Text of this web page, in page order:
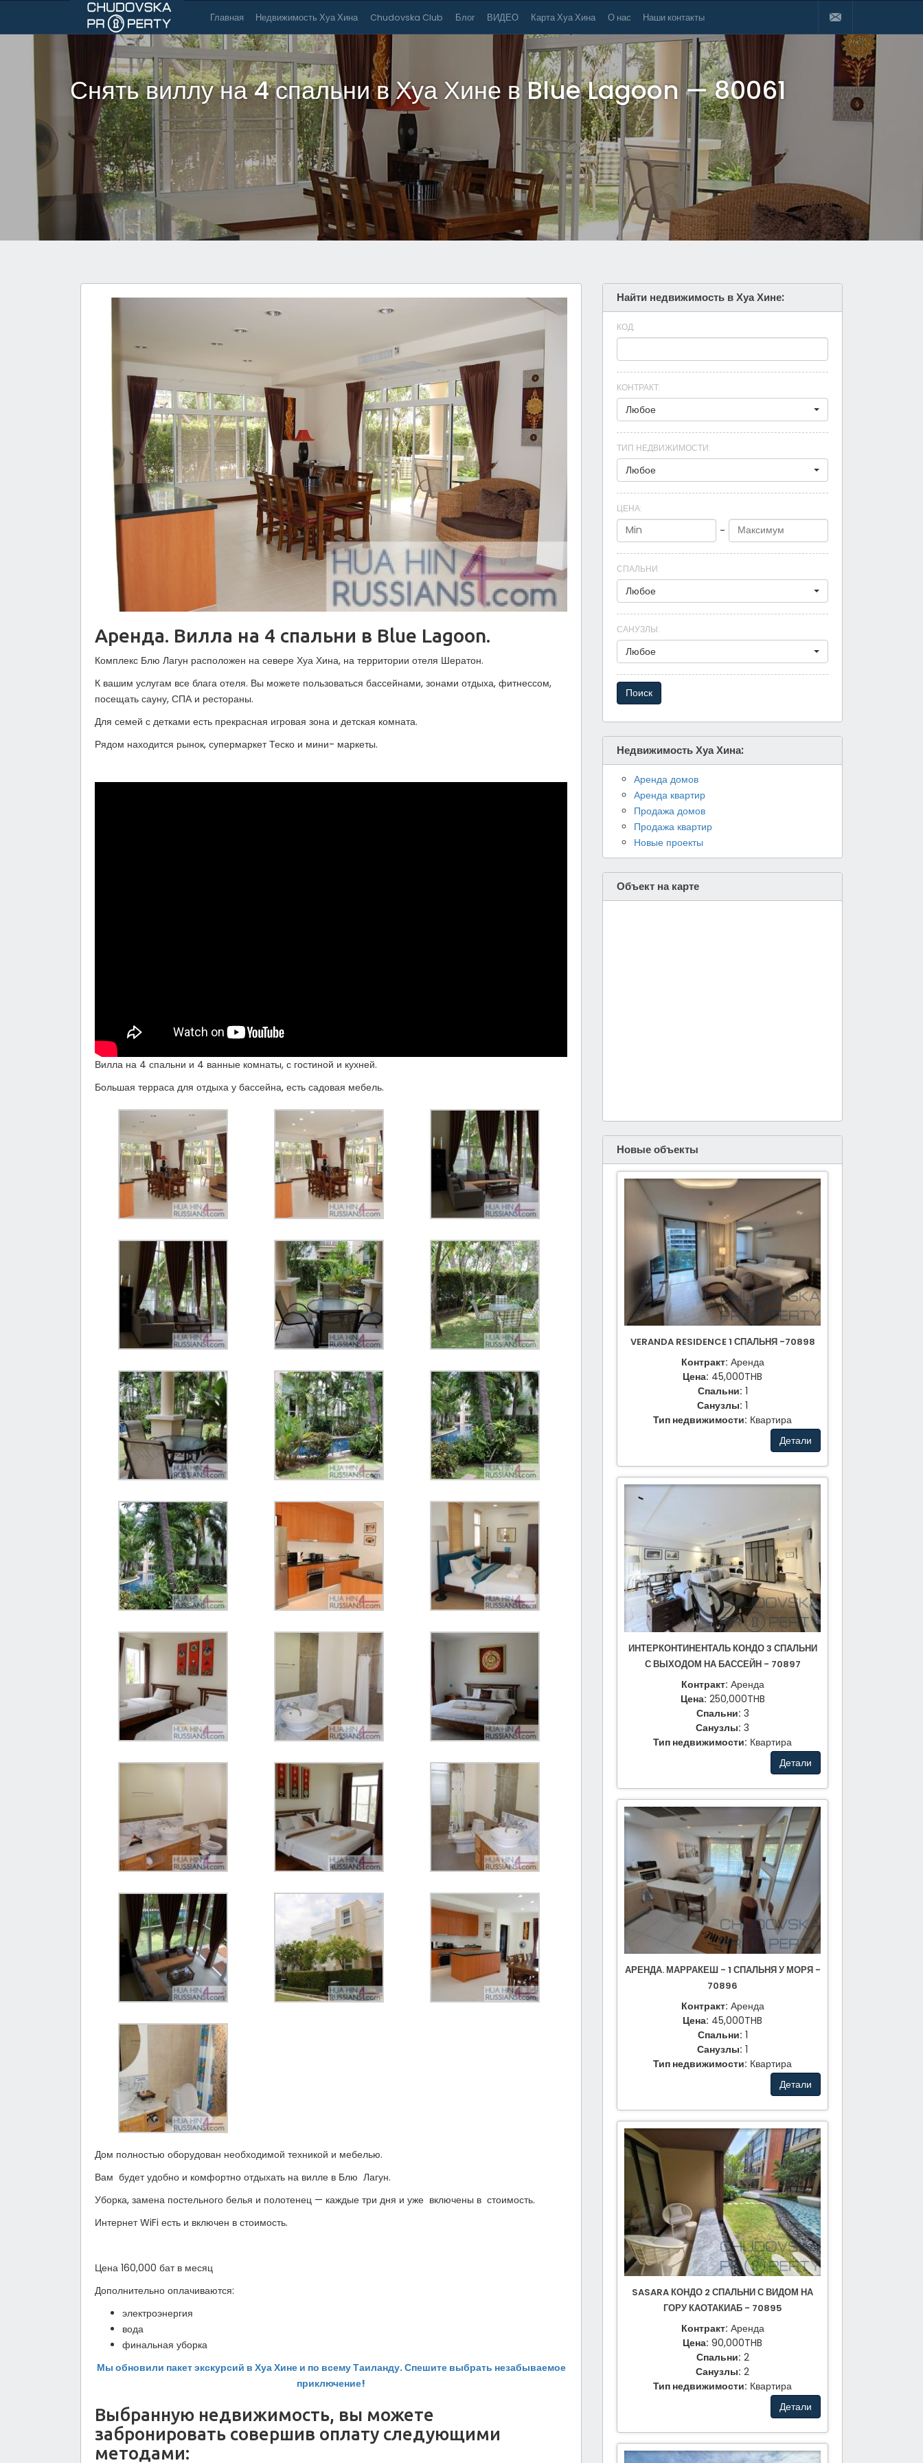
Главная Недвижимость Хуа Хина Chudovska Club Блог ВИДЕО Карта Хуа Хина О нас Наши контакты
Снять виллу на 4 спальни в Хуа Хине в Blue Lagoon — 80061
Аренда. Вилла на 4 спальни в Blue Lagoon.
Комплекс Блю Лагун расположен на севере Хуа Хина, на территории отеля Шератон.
К вашим услугам все блага отеля. Вы можете пользоваться бассейнами, зонами отдыха, фитнессом,
посещать сауну, СПА и рестораны.
Для семей с детками есть прекрасная игровая зона и детская комната.
Рядом находится рынок, супермаркет Теско и мини- маркеты.
Вилла на 4 спальни и 4 ванные комнаты, с гостиной и кухней.
Большая терраса для отдыха у бассейна, есть садовая мебель.
Дом полностью оборудован необходимой техникой и мебелью.
Вам будет удобно и комфортно отдыхать на вилле в Блю Лагун.
Уборка, замена постельного белья и полотенец — каждые три дня и уже включены в стоимость.
Интернет WiFi есть и включен в стоимость.
Цена 160,000 бат в месяц
Дополнительно оплачиваются:
электроэнергия
вода
финальная уборка
Мы обновили пакет экскурсий в Хуа Хине и по всему Таиланду. Спешите выбрать незабываемое
приключение!
Выбранную недвижимость, вы можете
забронировать совершив оплату следующими
методами:
Найти недвижимость в Хуа Хине:
КОД:
КОНТРАКТ:
Любое
ТИП НЕДВИЖИМОСТИ:
Любое
ЦЕНА:
-
СПАЛЬНИ:
Любое
САНУЗЛЫ:
Любое
Недвижимость Хуа Хина:
Аренда домов
Аренда квартир
Продажа домов
Продажа квартир
Новые проекты
Объект на карте
Новые объекты
VERANDA RESIDENCE 1 СПАЛЬНЯ -70898
Контракт: Аренда
Цена: 45,000THB
Спальни: 1
Санузлы: 1
Тип недвижимости: Квартира
Детали
ИНТЕРКОНТИНЕНТАЛЬ КОНДО 3 СПАЛЬНИ
С ВЫХОДОМ НА БАССЕЙН - 70897
Контракт: Аренда
Цена: 250,000THB
Спальни: 3
Санузлы: 3
Тип недвижимости: Квартира
Детали
АРЕНДА. МАРРАКЕШ - 1 СПАЛЬНЯ У МОРЯ -
70896
Контракт: Аренда
Цена: 45,000THB
Спальни: 1
Санузлы: 1
Тип недвижимости: Квартира
Детали
SASARA КОНДО 2 СПАЛЬНИ С ВИДОМ НА
ГОРУ КАОТАКИАБ - 70895
Контракт: Аренда
Цена: 90,000THB
Спальни: 2
Санузлы: 2
Тип недвижимости: Квартира
Детали